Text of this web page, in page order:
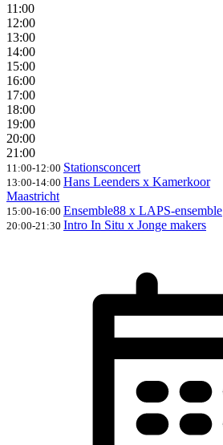
11:00
12:00
13:00
14:00
15:00
16:00
17:00
18:00
19:00
20:00
21:00
11:00-12:00 Stationsconcert
13:00-14:00 Hans Leenders x Kamerkoor
Maastricht
15:00-16:00 Ensemble88 x LAPS-ensemble
20:00-21:30 Intro In Situ x Jonge makers